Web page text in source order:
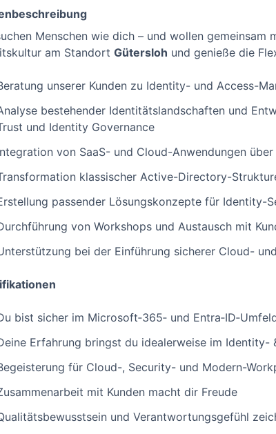
Menschen wie dich – und wollen
am Standort Gütersloh und genieße die
unserer Kunden zu Identity- und Access-
bestehender Identitätslandschaften und
und Identity Governance
von SaaS- und Cloud-Anwendungen
klassischer Active-Directory-
passender Lösungskonzepte für Identity-
von Workshops und Austausch mit
bei der Einführung sicherer Cloud-
bist sicher im Microsoft‑365‑ und
Erfahrung bringst du idealerweise im Identity-
für Cloud-, Security- und Modern-
mit Kunden macht dir Freude
und Verantwortungsgefühl